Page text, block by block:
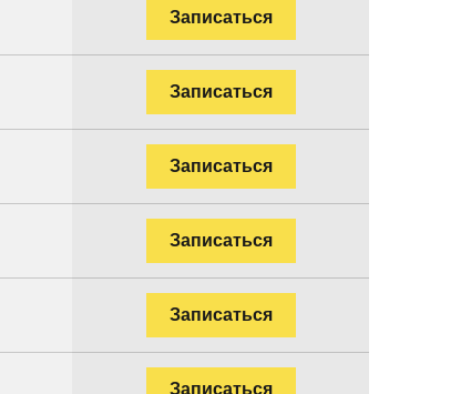
Записаться
Записаться
Записаться
Записаться
Записаться
Записаться